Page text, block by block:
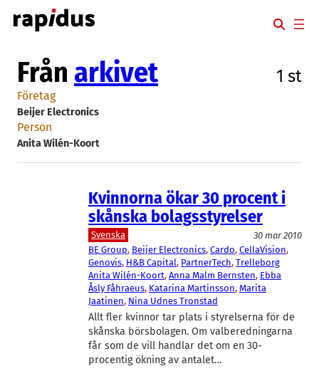
Hoppa
till
Från arkivet 1 st
Företag
Beijer Electronics
Person
Anita Wilén-Koort
Kvinnorna ökar 30 procent i
skånska bolagsstyrelser
Svenska
30 mar 2010
BE Group, Beijer Electronics, Cardo, CellaVision
Genovis, H&B Capital, PartnerTech, Trelleborg
Anita Wilén-Koort, Anna Malm Bernsten, Ebba
Åsly Fåhraeus, Katarina Martinsson, Marita
Jaatinen, Nina Udnes Tronstad
Allt fler kvinnor tar plats i styrelserna för de
skånska börsbolagen. Om valberedningarna
får som de vill handlar det om en 30-
procentig ökning av antalet…